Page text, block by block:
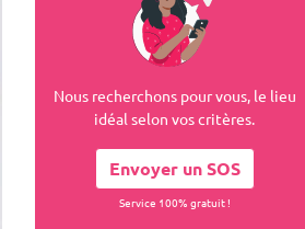
Nous recherchons pour vous, le lieu
idéal selon vos critères.
Envoyer un SOS
Service 100% gratuit !